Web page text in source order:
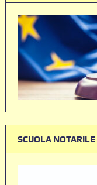
SCUOLA NOTARILE